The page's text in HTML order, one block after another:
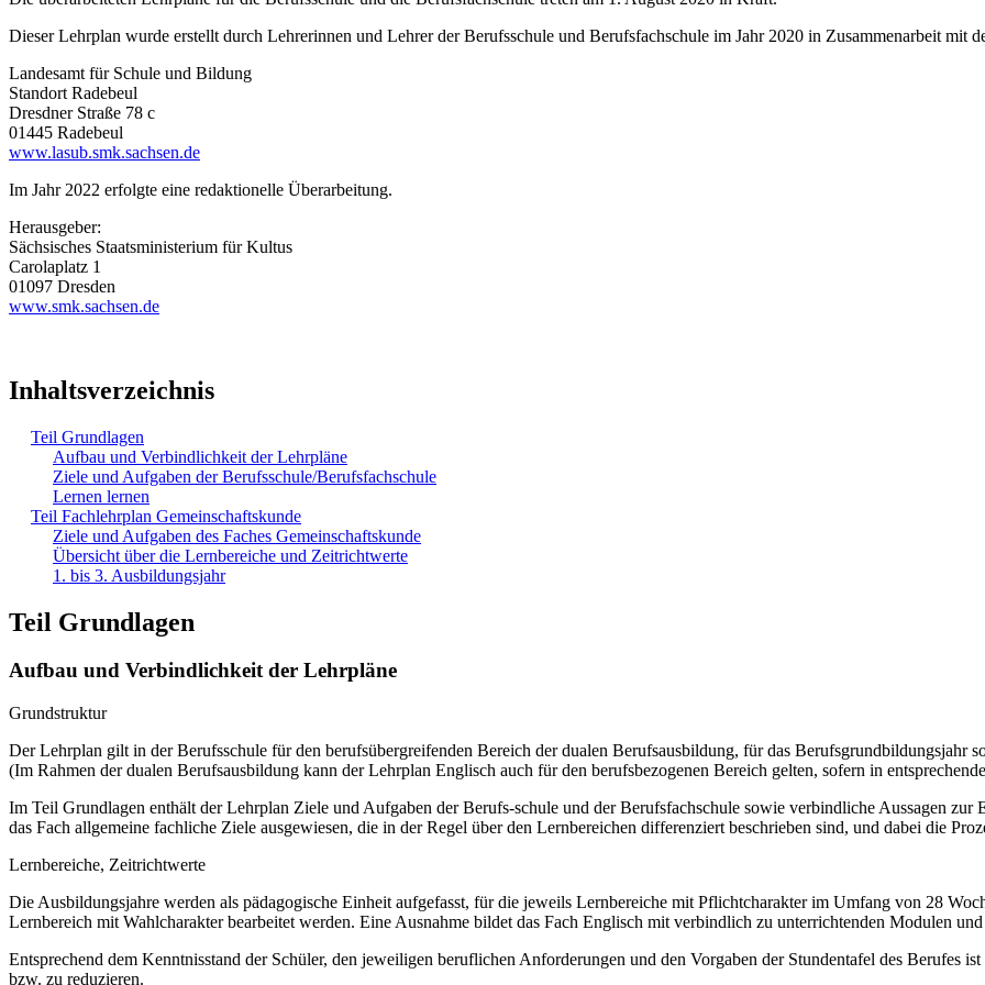
Dieser Lehrplan wurde erstellt durch Lehrerinnen und Lehrer der Berufsschule und Berufsfachschule im Jahr 2020 in Zusammenarbeit mit
Landesamt für Schule und Bildung
Standort Radebeul
Dresdner Straße 78 c
01445 Radebeul
www.lasub.smk.sachsen.de
Im Jahr 2022 erfolgte eine redaktionelle Überarbeitung.
Herausgeber:
Sächsisches Staatsministerium für Kultus
Carolaplatz 1
01097 Dresden
www.smk.sachsen.de
Inhaltsverzeichnis
Teil Grundlagen
Aufbau und Verbindlichkeit der Lehrpläne
Ziele und Aufgaben der Berufsschule/Berufsfachschule
Lernen lernen
Teil Fachlehrplan Gemeinschaftskunde
Ziele und Aufgaben des Faches Gemeinschaftskunde
Übersicht über die Lernbereiche und Zeitrichtwerte
1. bis 3. Ausbildungsjahr
Teil Grundlagen
Aufbau und Verbindlichkeit der Lehrpläne
Grundstruktur
Der Lehrplan gilt in der Berufsschule für den berufsübergreifenden Bereich der dualen Berufsausbildung, für das Berufsgrundbildungsjahr
(Im Rahmen der dualen Berufsausbildung kann der Lehrplan Englisch auch für den berufsbezogenen Bereich gelten, sofern in
Im Teil Grundlagen enthält der Lehrplan Ziele und Aufgaben der Berufs-schule und der Berufsfachschule sowie verbindliche Aussagen
das Fach allgemeine fachliche Ziele ausgewiesen, die in der Regel über den Lernbereichen differenziert beschrieben sind, und dabei die
Lernbereiche, Zeitrichtwerte
Die Ausbildungsjahre werden als pädagogische Einheit aufgefasst, für die jeweils Lernbereiche mit Pflichtcharakter im Umfang von 28
Lernbereich mit Wahlcharakter bearbeitet werden. Eine Ausnahme bildet das Fach Englisch mit verbindlich zu unterrichtenden Modulen
Entsprechend dem Kenntnisstand der Schüler, den jeweiligen beruflichen Anforderungen und den Vorgaben der Stundentafel des Berufes
bzw. zu reduzieren.